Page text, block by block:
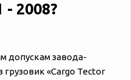
- 2008?
допускам завода-
грузовик «‎‎Cargo Tector